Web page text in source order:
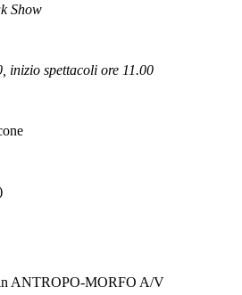
Show
inizio spettacoli ore 11.00
ANTROPO-MORFO A/V